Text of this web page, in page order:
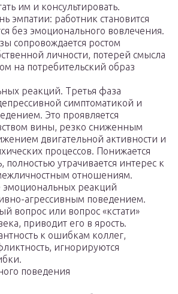
им и консультировать.
эмпатии: работник становится
без эмоционального вовлечения.
сопровождается ростом
личности, потерей смысла
на потребительский образ
реакций. Третья фаза
симптоматикой и
Это проявляется
вины, резко сниженным
двигательной активности и
процессов. Понижается
полностью утрачивается интерес к
отношениям.
эмоциональных реакций
агрессивным поведением.
вопрос или вопрос «кстати»
приводит его в ярость.
к ошибкам коллег,
игнорируются
поведения